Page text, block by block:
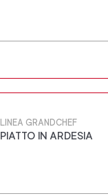
LINEA GRANDCHEF
PIATTO IN ARDESIA